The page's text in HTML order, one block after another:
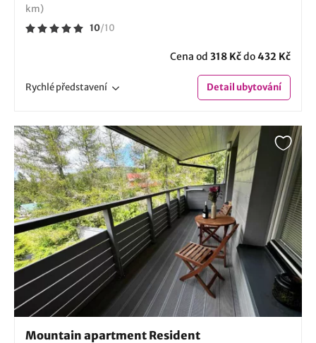
km)
10/10
Cena od 318 Kčdo432 Kč
Rychlépředstavení Detailubytování
Mountain apartment Resident